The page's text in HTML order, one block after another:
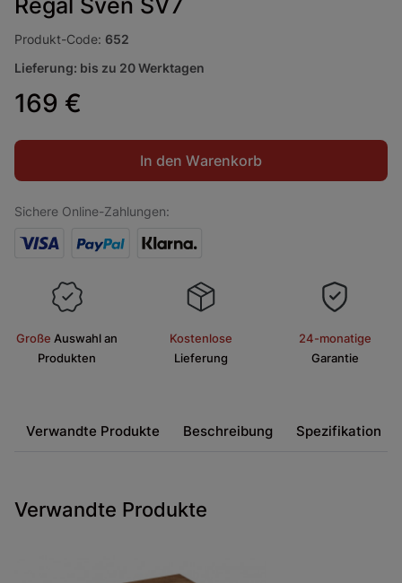
Produkt-Code: 652
Lieferung: bis zu 20 Werktagen
169 €
In den Warenkorb
Sichere Online-Zahlungen:
Große Auswahl an
Produkten
Kostenlose
Lieferung
24-monatige
Garantie
Verwandte Produkte Beschreibung Spezifikation
Verwandte Produkte